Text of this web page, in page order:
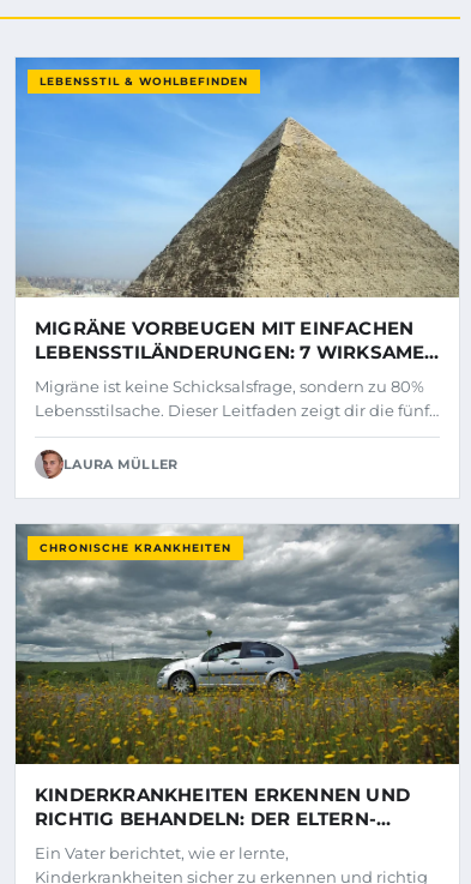
LEBENSSTIL & WOHLBEFINDEN
MIGRÄNE VORBEUGEN MIT EINFACHEN
LEBENSSTILÄNDERUNGEN: 7 WIRKSAME
TIPPS
Migräne ist keine Schicksalsfrage, sondern zu 80%
Lebensstilsache. Dieser Leitfaden zeigt dir die fünf…
LAURA MÜLLER
CHRONISCHE KRANKHEITEN
KINDERKRANKHEITEN ERKENNEN UND
RICHTIG BEHANDELN: DER ELTERN-
RATGEBER 2026
Ein Vater berichtet, wie er lernte,
Kinderkrankheiten sicher zu erkennen und richtig